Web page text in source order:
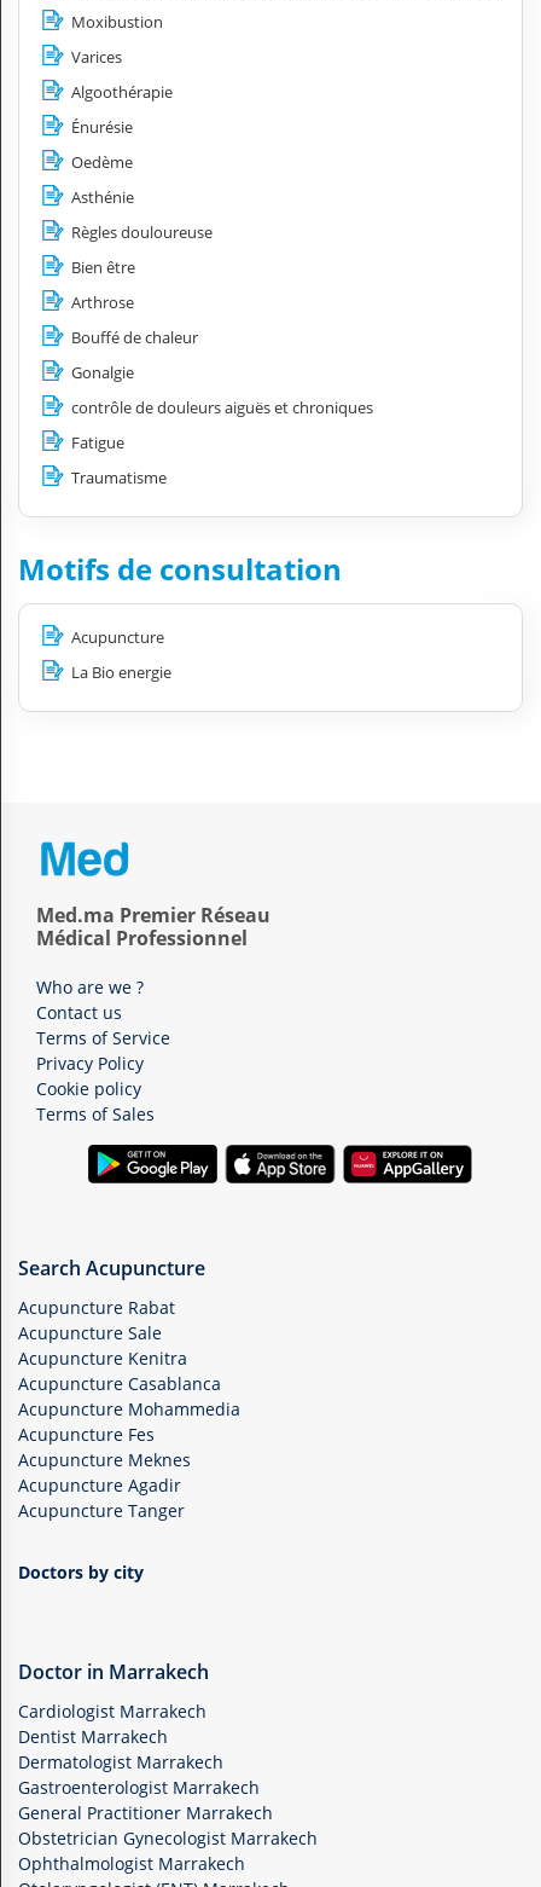
Moxibustion
Varices
Algoothérapie
Énurésie
Oedème
Asthénie
Règles douloureuse
Bien être
Arthrose
Bouffé de chaleur
Gonalgie
contrôle de douleurs aiguës et chroniques
Fatigue
Traumatisme
Motifs de consultation
Acupuncture
La Bio energie
Med.ma Premier Réseau
Médical Professionnel
Who are we ?
Contact us
Terms of Service
Privacy Policy
Cookie policy
Terms of Sales
Search Acupuncture
Acupuncture Rabat
Acupuncture Sale
Acupuncture Kenitra
Acupuncture Casablanca
Acupuncture Mohammedia
Acupuncture Fes
Acupuncture Meknes
Acupuncture Agadir
Acupuncture Tanger
Doctors by city
Doctor in Marrakech
Cardiologist Marrakech
Dentist Marrakech
Dermatologist Marrakech
Gastroenterologist Marrakech
General Practitioner Marrakech
Obstetrician Gynecologist Marrakech
Ophthalmologist Marrakech